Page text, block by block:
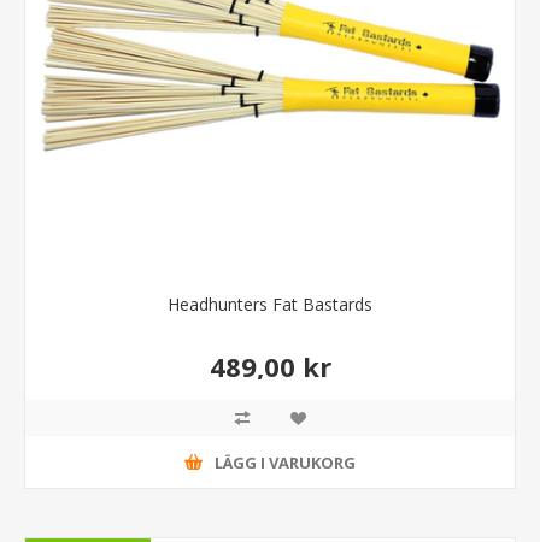
Headhunters Fat Bastards
489,00 kr
LÄGG I VARUKORG